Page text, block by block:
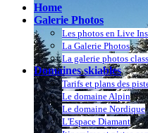
Home
Galerie Photos
Les photos en Live
La Galerie Photos
La galerie photos
Domaines skiables
Tarifs et plans des
Le domaine Alpin
Le domaine Nordique
L'Espace Diamant